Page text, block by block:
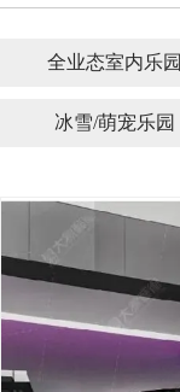
全业态室内乐园
冰雪/萌宠乐园